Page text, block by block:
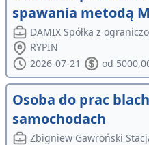
spawania metodą
DAMIX Spółka z
RYPIN
2026-07-21
od
Osoba do prac
samochodach
Zbigniew Gawroński